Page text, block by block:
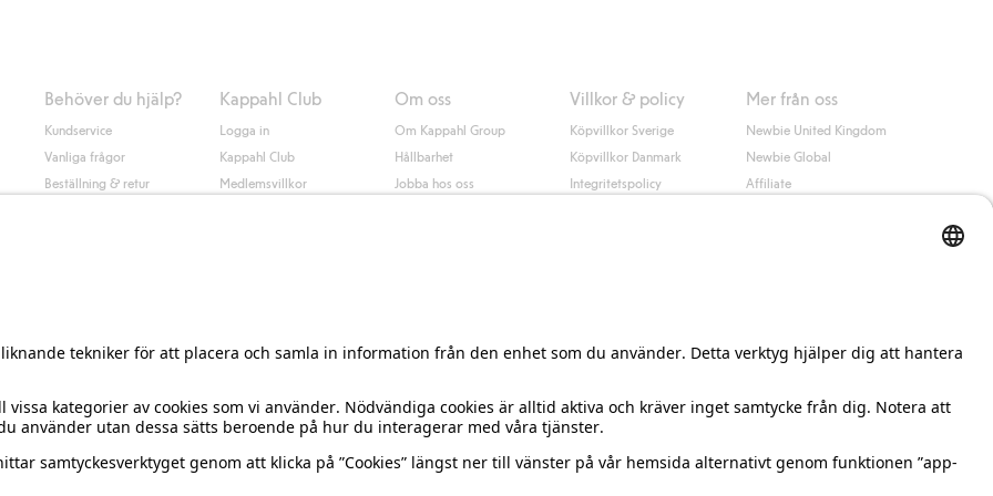
Behöver du hjälp?
Kundservice
Vanliga frågor
Beställning & retur
Kappahl Club
Logga in
Kappahl Club
Medlemsvillkor
Om oss
Om Kappahl Group
Hållbarhet
Jobba hos oss
Villkor & policy
Köpvillkor Sverige
Köpvillkor Danmark
Integritetspolicy
Mer från oss
Newbie United Kingdom
Newbie Global
Affiliate